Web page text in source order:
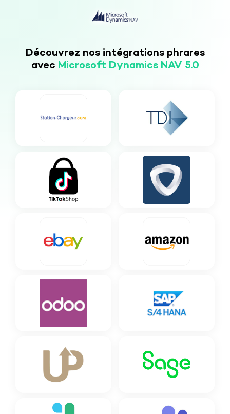
Découvrez nos intégrations phrares
avec Microsoft Dynamics NAV 5.0